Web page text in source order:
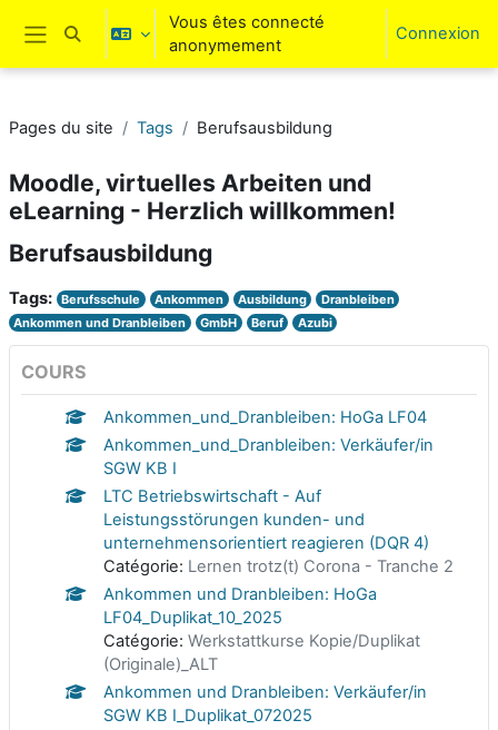
Passer au contenu principal
Panneau latéral
Activer/désactiver la saisie de recherche
Vous êtes connecté
anonymement
Connexion
Pages du site Tags Berufsausbildung
Moodle, virtuelles Arbeiten und
eLearning - Herzlich willkommen!
Berufsausbildung
Tags: Berufsschule Ankommen Ausbildung
Dranbleiben
Ankommen und Dranbleiben
GmbH Beruf Azubi
COURS
Ankommen_und_Dranbleiben: HoGa LF04
Ankommen_und_Dranbleiben: Verkäufer/in
SGW KB I
LTC Betriebswirtschaft - Auf
Leistungsstörungen kunden- und
unternehmensorientiert reagieren (DQR 4)
Catégorie: Lernen trotz(t) Corona - Tranche 2
Ankommen und Dranbleiben: HoGa
LF04_Duplikat_10_2025
Catégorie:Werkstattkurse Kopie/Duplikat
(Originale)_ALT
Ankommen und Dranbleiben: Verkäufer/in
SGW KB I_Duplikat_072025